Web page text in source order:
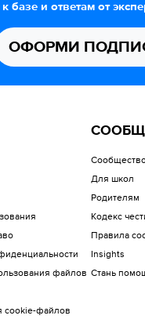
к базе и ответам от
ОФОРМИ
файлов
cookie-файлов
Для школ
Родителям
Кодекс
Правила
Insights
Стань